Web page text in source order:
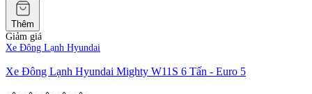
Thêm
Giảm giá
Xe Đông Lạnh Hyundai
Xe Đông Lạnh Hyundai Mighty W11S 6 Tấn - Euro 5